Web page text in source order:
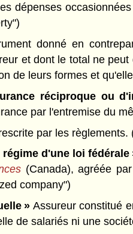
dépenses
donné en
et dont le total ne
de leurs formes et
réciproque ou
par l'entremise du
par les règlements.
d'une loi fédérale
(Canada), agréée
company")
» Assureur constitué
de salariés ni une